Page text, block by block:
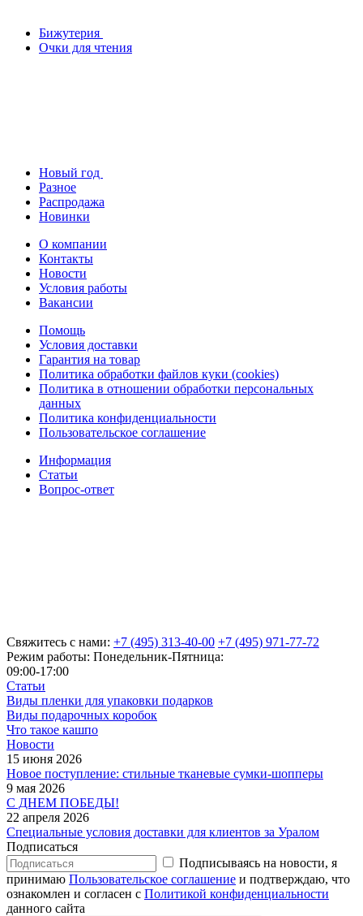
Бижутерия
Очки для чтения
Новый год
Разное
Распродажа
Новинки
О компании
Контакты
Новости
Условия работы
Вакансии
Помощь
Условия доставки
Гарантия на товар
Политика обработки файлов куки (cookies)
Политика в отношении обработки персональных
данных
Политика конфиденциальности
Пользовательское соглашение
Информация
Статьи
Вопрос-ответ
Свяжитесь с нами: +7 (495) 313-40-00 +7 (495) 971-77-72
Режим работы: Понедельник-Пятница:
09:00-17:00
Статьи
Виды пленки для упаковки подарков
Виды подарочных коробок
Что такое кашпо
Новости
15 июня 2026
Новое поступление: стильные тканевые сумки-шопперы
9 мая 2026
С ДНЕМ ПОБЕДЫ!
22 апреля 2026
Специальные условия доставки для клиентов за Уралом
Подписаться
Подписываясь на новости, я
принимаю Пользовательское соглашение и подтверждаю, что
ознакомлен и согласен с Политикой конфиденциальности
данного сайта